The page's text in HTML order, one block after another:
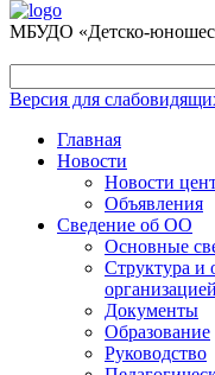
МБУДО «Детско-
Версия для
Главная
Новости
Новости
Объявления
Сведение об ОО
Основные
Структура и
организацией
Документы
Образование
Руководство